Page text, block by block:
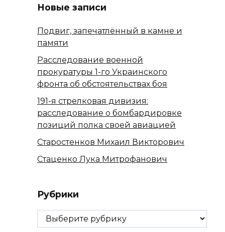
Новые записи
Подвиг, запечатлённый в камне и
памяти
Расследование военной
прокуратуры 1-го Украинского
фронта об обстоятельствах боя
191-я стрелковая дивизия:
расследование о бомбардировке
позиций полка своей авиацией
Старостенков Михаил Викторович
Стаценко Лука Митрофанович
Рубрики
Рубрики